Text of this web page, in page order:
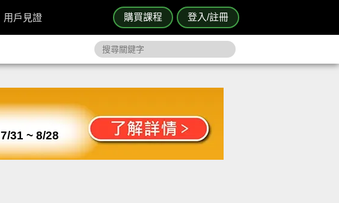
購買課程 登入/註冊
用戶見證
7/31 ~ 8/28